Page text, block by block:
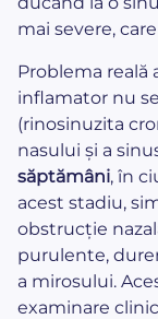
mai severe,
Problema reală
inflamator nu
(rinosinuzita
nasului și a
săptămâni, în
acest stadiu,
obstrucție
purulente,
a mirosului.
examinare